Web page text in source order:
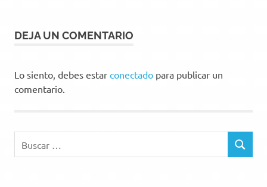
DEJA UN COMENTARIO
Lo siento, debes estar conectado para publicar un
comentario.
BUSCAR